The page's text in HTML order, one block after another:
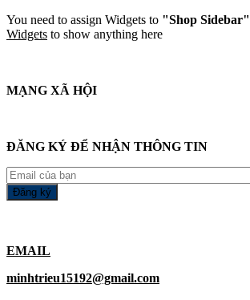
You need to assign Widgets to "Shop Sidebar"
Widgets to show anything here
MẠNG XÃ HỘI
ĐĂNG KÝ ĐỂ NHẬN THÔNG TIN
EMAIL
minhtrieu15192@gmail.com